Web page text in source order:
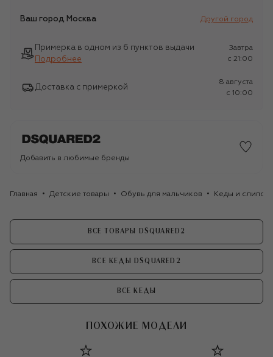
Ваш город Москва Другой город
Примерка в одном из 6 пунктов выдачи
Подробнее
Завтра
c 21:00
Доставка с примеркой
8 августа
c 10:00
Добавить в любимые бренды
Главная Детские товары Обувь для мальчиков Кеды и
ВСЕ ТОВАРЫ DSQUARED2
ВСЕ КЕДЫ DSQUARED2
ВСЕ КЕДЫ
ПОХОЖИЕ МОДЕЛИ